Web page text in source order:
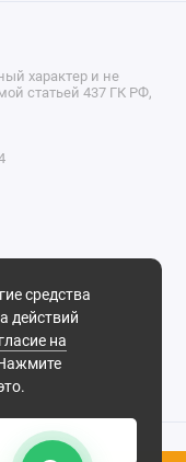
средства
действий
на
характер и не
статьей 437 ГК РФ,
оф. 14.